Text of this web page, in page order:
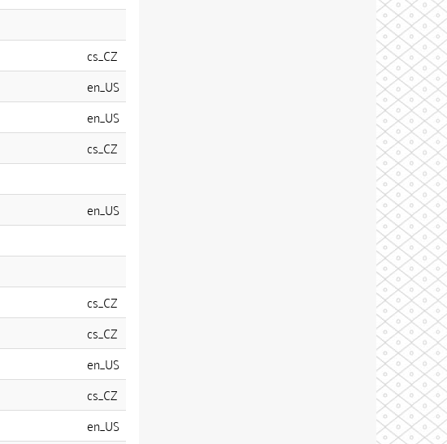
cs_CZ
en_US
en_US
cs_CZ
en_US
cs_CZ
cs_CZ
en_US
cs_CZ
en_US